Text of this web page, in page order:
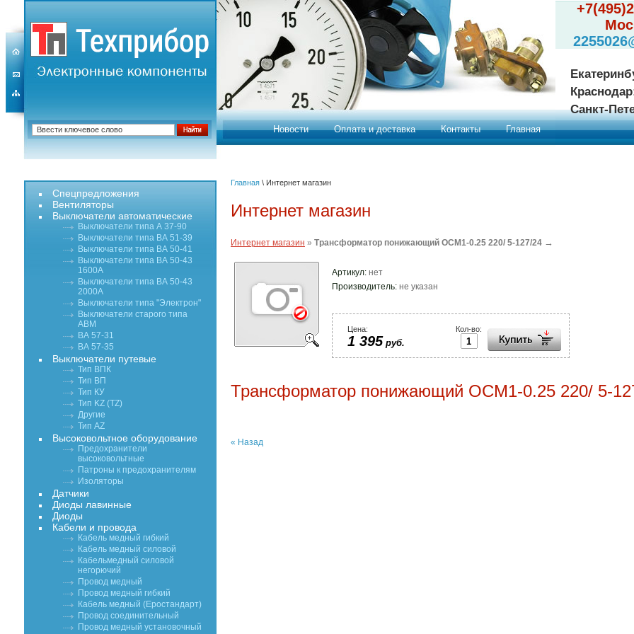
Санкт-
Новости Оплата и доставка Контакты Главная
Главная \ Интернет магазин
Интернет магазин
Интернет магазин » Трансформатор понижающий ОСМ1-0.25 220/ 5-127/24 →
Артикул: нет
Производитель: не указан
Кол-во:
Цена:
1 395 руб.
Трансформатор понижающий ОСМ1-0.25 220/ 5-
« Назад
Спецпредложения
Вентиляторы
Выключатели автоматические
Выключатели типа А 37-90
Выключатели типа ВА 51-39
Выключатели типа ВА 50-41
Выключатели типа ВА 50-43
1600А
Выключатели типа ВА 50-43
2000А
Выключатели типа "Электрон"
Выключатели старого типа
АВМ
ВА 57-31
ВА 57-35
Выключатели путевые
Тип ВПК
Тип ВП
Тип КУ
Тип KZ (TZ)
Другие
Тип AZ
Высоковольтное оборудование
Предохранители
высоковольтные
Патроны к предохранителям
Изоляторы
Датчики
Диоды лавинные
Диоды
Кабели и провода
Кабель медный гибкий
Кабель медный силовой
Кабельмедный силовой
негорючий
Провод медный
Провод медный гибкий
Кабель медный (Еростандарт)
Провод соединительный
Провод медный установочный